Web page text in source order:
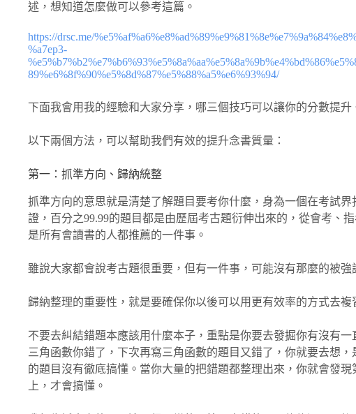
述，想知道怎麼做可以參考這篇。
https://drsc.me/
%a7ep3-
89%e6%8f%90%e5%8d%87%e5%88%a5%e6%93%94/
下面我會用我的經驗和大家分享，哪三個技巧可以讓你的分數提升
以下兩個方法，可以幫助我們有效的提升念書質量：
第一：抓準方向、歸納統整
抓準方向的意思就是清楚了解題目要考你什麼，身為一個在考試
證，百分之99.99的題目都是由歷屆考古題衍伸出來的，從會考、
是所有會讀書的人都推薦的一件事。
雖說大家都會說考古題很重要，但有一件事，可能沒有那麼的被
歸納整理的重要性，就是要確保你以後可以用更有效率的方式去複
不要去糾結錯題本應該用什麼本子，重點是你要去發掘你有沒有
三角函數你錯了，下次再寫三角函數的題目又錯了，你就要去想
的題目沒有徹底搞懂。當你大量的把錯題都整理出來，你就會發
上，才會搞懂。